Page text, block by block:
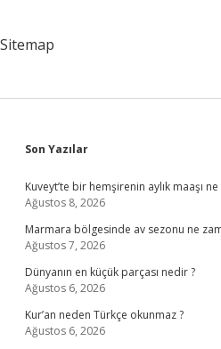
Sitemap
Sidebar
Son Yazılar
Kuveyt’te bir hemşirenin aylık maaşı
Ağustos 8, 2026
Marmara bölgesinde av sezonu ne
Ağustos 7, 2026
Dünyanın en küçük parçası nedir ?
Ağustos 6, 2026
Kur’an neden Türkçe okunmaz ?
Ağustos 6, 2026